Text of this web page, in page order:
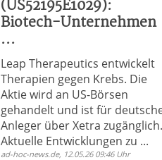
(US52195E1029):
Biotech-Unternehmen
...
Leap Therapeutics entwickelt
Therapien gegen Krebs. Die
Aktie wird an US-Börsen
gehandelt und ist für
Anleger über Xetra zugänglich.
Aktuelle Entwicklungen zu ...
ad-hoc-news.de, 12.05.26 09:46 Uhr